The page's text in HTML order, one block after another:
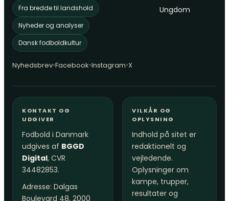
Fra bredde til landshold
Nyheder og analyser
Dansk fodboldkultur
Nyhedsbrev•Facebook•Instagram•X
Ungdom
KONTAKT OG
UDGIVER
Fodbold i Danmark
udgives af BGGD
Digital, CVR
34482853.
Adresse: Dalgas
Boulevard 48, 2000
VILKÅR OG
OPLYSNING
Indhold på sitet er
redaktionelt og
vejledende.
Oplysninger om
kampe, trupper,
resultater og